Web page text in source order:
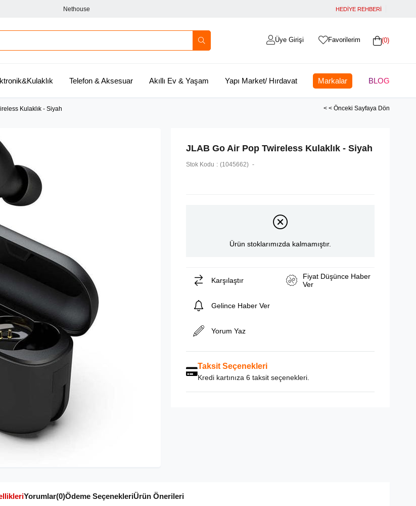
Nethouse HEDİYE REHBERİ
0
Favorilerim
Üye Girişi
Telefon & Aksesuar Akıllı Ev & Yaşam Yapı Market/ Hırdavat Markalar BLOG
Kulaklık - Siyah < < Önceki Sayfaya Dön
JLAB Go Air Pop Twireless Kulaklık - Siyah
Stok Kodu (1045662)
Ürün stoklarımızda kalmamıştır.
Karşılaştır
Fiyat Düşünce Haber
Ver
Gelince Haber Ver
Yorum Yaz
Taksit Seçenekleri
Kredi kartınıza 6 taksit seçenekleri.
Yorumlar(0)Ödeme SeçenekleriÜrün Önerileri